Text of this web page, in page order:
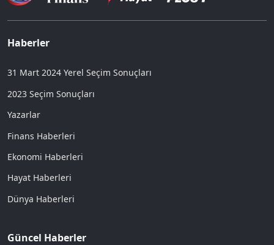
Haberler
31 Mart 2024 Yerel Seçim Sonuçları
2023 Seçim Sonuçları
Yazarlar
Finans Haberleri
Ekonomi Haberleri
Hayat Haberleri
Dünya Haberleri
Güncel Haberler